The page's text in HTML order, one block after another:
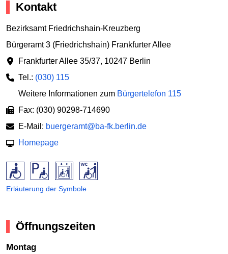
Kontakt
Bezirksamt Friedrichshain-Kreuzberg
Bürgeramt 3 (Friedrichshain) Frankfurter Allee
Frankfurter Allee 35/37, 10247 Berlin
Tel.: (030) 115
Weitere Informationen zum Bürgertelefon 115
Fax: (030) 90298-714690
E-Mail: buergeramt@ba-fk.berlin.de
Homepage
Erläuterung der Symbole
Öffnungszeiten
Montag